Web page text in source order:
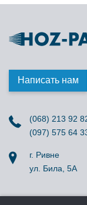
Написать нам
(068) 213 92
(097) 575 64
г. Ривне
ул. Била, 5А